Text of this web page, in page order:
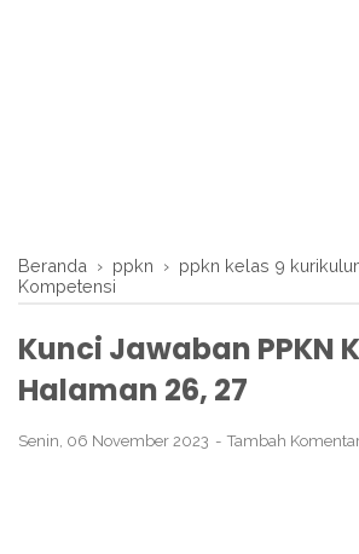
Beranda › ppkn › ppkn kelas 9
Kompetensi
Kunci Jawaban PPKN
Halaman 26, 27
Senin, 06 November 2023 Tambah